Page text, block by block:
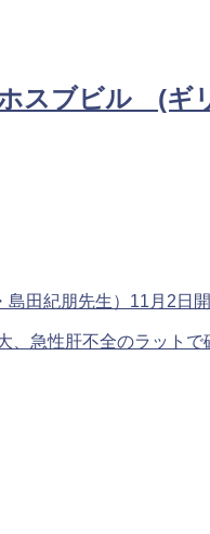
スブビル (ギ
島田紀朋先生）11月2日
、急性肝不全のラットで